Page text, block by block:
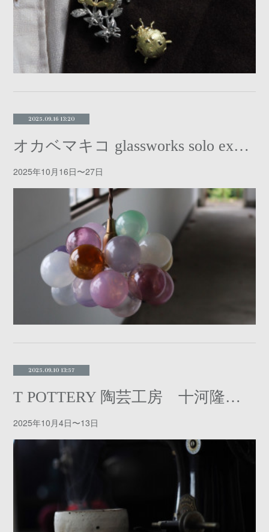
2025.09.16 13:20
オカベマキコ glassworks solo exhibition
2025年10月16日〜27日
2025.09.10 13:57
T POTTERY 陶芸工房 十河隆史の器 展
2025年10月4日〜13日